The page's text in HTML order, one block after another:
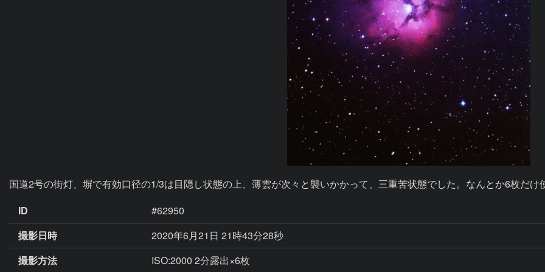
国道2号の街灯、塀で有効口径の1/3は目隠し状態の上、薄雲が次々と襲いかかって、三重苦状態でした。なんとか6枚だけ
ID
#62950
撮影日時
2020年6月21日 21時43分28秒
撮影方法
ISO:2000 2分露出×6枚